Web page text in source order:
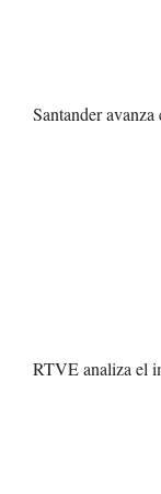
Santander
RTVE analiza el